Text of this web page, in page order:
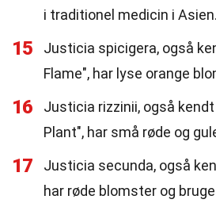
i traditionel medicin i Asien.
15
Justicia spicigera, også
Flame", har lyse orange
16
Justicia rizzinii, også
Plant", har små røde og
17
Justicia secunda, også
har røde blomster og